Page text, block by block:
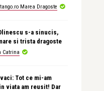
Marea Dragoste
s-a sinucis,
si trista dragoste
Catrina
Tot ce mi-am
viata am reusit! Dar